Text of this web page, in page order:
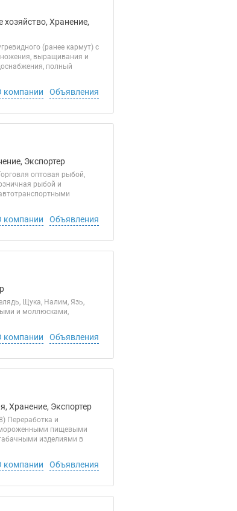
Хранение,
(ранее кармут) с
выращивания и
полный
компании Объявления
Экспортер
оптовая рыбой,
рыбой и
компании Объявления
Щука, Налим, Язь,
и моллюсками,
компании Объявления
Хранение, Экспортер
Переработка и
пищевыми
изделиями в
компании Объявления